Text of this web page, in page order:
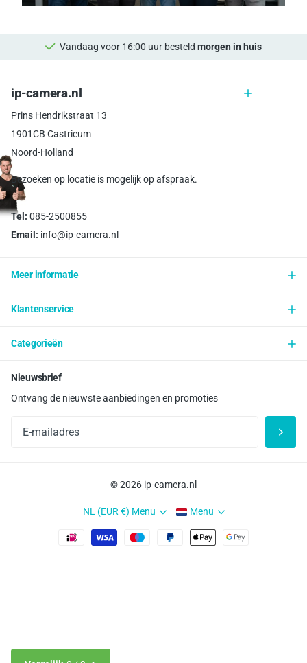
Vandaag voor 16:00 uur besteld morgen in huis
ip-camera.nl
Prins Hendrikstraat 13
1901CB Castricum
Noord-Holland
Bezoeken op locatie is mogelijk op afspraak.
Tel: 085-2500855
Email: info@ip-camera.nl
Meer informatie
Klantenservice
Categorieën
Nieuwsbrief
Ontvang de nieuwste aanbiedingen en promoties
©2026 ip-camera.nl
NL (EUR €) Menu Menu